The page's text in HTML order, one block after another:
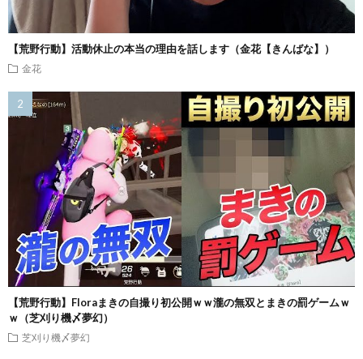
【荒野行動】活動休止の本当の理由を話します（金花【きんばな】）
金花
【荒野行動】Floraまきの自撮り初公開ｗｗ瀧の無双とまきの罰ゲームｗ
ｗ（芝刈り機〆夢幻）
芝刈り機〆夢幻